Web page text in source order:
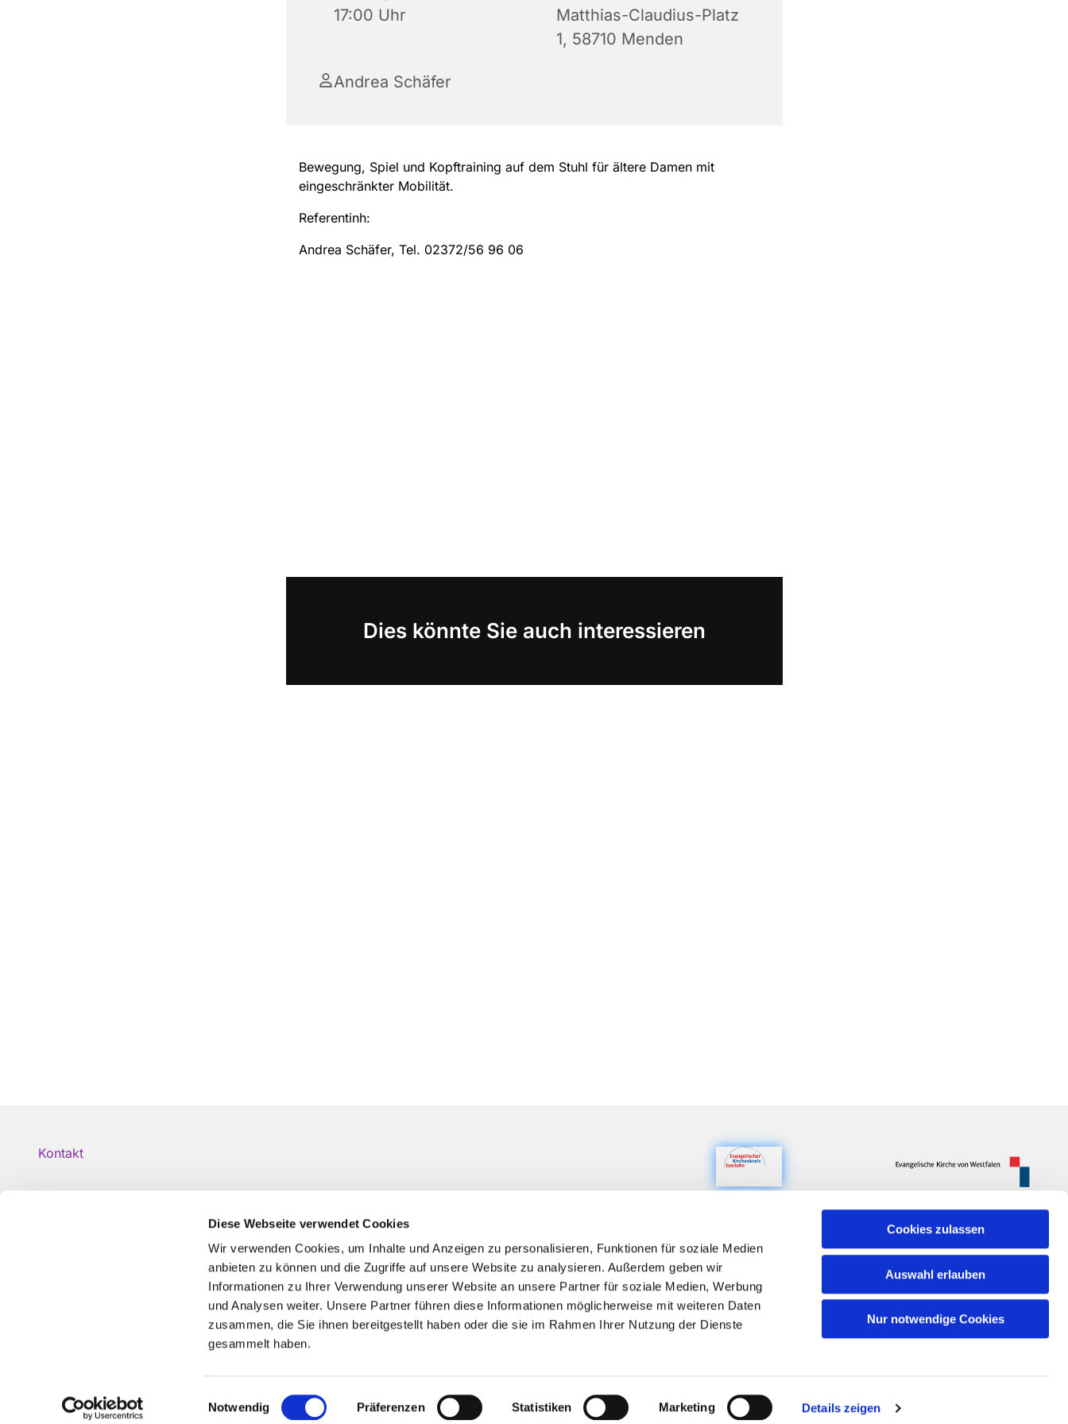
Diese Webseite verwendet Cookies
Wir verwenden Cookies, um Inhalte und Anzeigen zu personalisieren, Funktionen für soziale Medien
anbieten zu können und die Zugriffe auf unsere Website zu analysieren. Außerdem geben wir
Informationen zu Ihrer Verwendung unserer Website an unsere Partner für soziale Medien, Werbung
und Analysen weiter. Unsere Partner führen diese Informationen möglicherweise mit weiteren Daten
zusammen, die Sie ihnen bereitgestellt haben oder die sie im Rahmen Ihrer Nutzung der Dienste
gesammelt haben.
Einwilligungsauswahl
Notwendig Präferenzen Statistiken Marketing Details zeigen
Cookies zulassen
Auswahl erlauben
Nur notwendige Cookies
17:00 Uhr
Matthias-Claudius-Platz
1, 58710 Menden
Andrea Schäfer
Bewegung, Spiel und Kopftraining auf dem Stuhl für ältere Damen mit
eingeschränkter Mobilität.
Referentinh:
Andrea Schäfer, Tel. 02372/56 96 06
Dies könnte Sie auch interessieren
Kontakt
Impressum Datenschutzerklärung ChurchDesk-Login